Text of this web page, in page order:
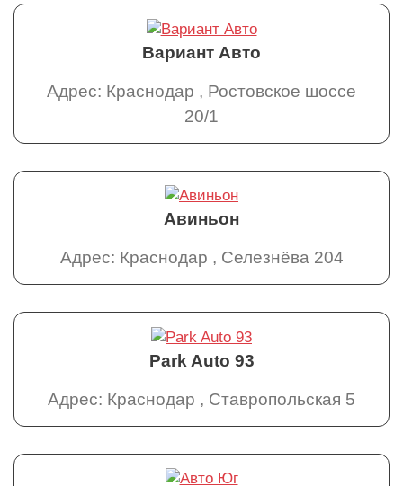
Вариант Авто
Адрес: Краснодар , Ростовское шоссе
20/1
Авиньон
Адрес: Краснодар , Селезнёва 204
Park Auto 93
Адрес: Краснодар , Ставропольская 5